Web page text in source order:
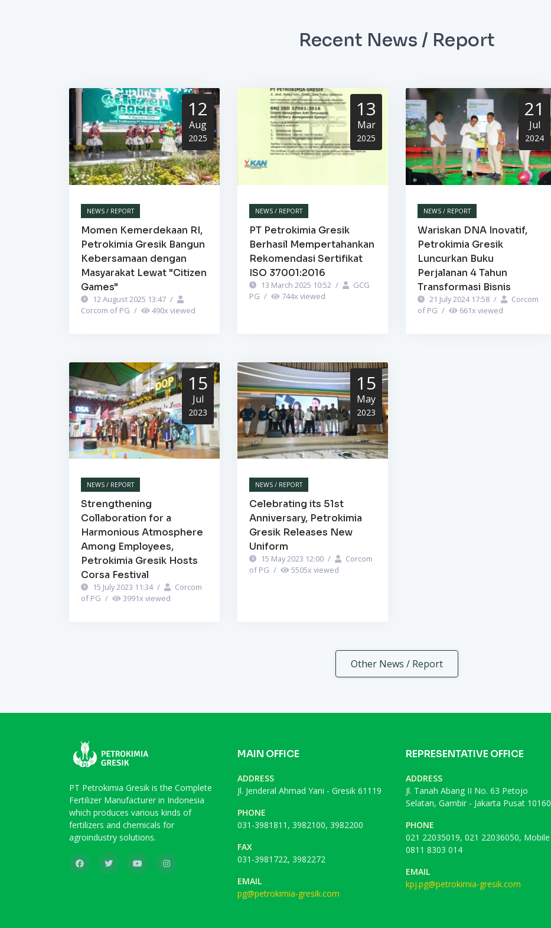
Recent News / Report
12
Aug
2025
NEWS / REPORT
Momen Kemerdekaan RI,
Petrokimia Gresik Bangun
Kebersamaan dengan
Masyarakat Lewat "Citizen
Games"
12 August 2025 13:47 /
Corcom of PG / 490x viewed
13
Mar
2025
NEWS / REPORT
PT Petrokimia Gresik
Berhasil Mempertahankan
Rekomendasi Sertifikat
ISO 37001:2016
13 March 2025 10:52 /
GCG
PG / 744x viewed
21
Jul
2024
NEWS / REPORT
Wariskan DNA Inovatif,
Petrokimia Gresik
Luncurkan Buku
Perjalanan 4 Tahun
Transformasi Bisnis
21 July 2024 17:58 /
Corcom
of PG / 661x viewed
15
Jul
2023
NEWS / REPORT
Strengthening
Collaboration for a
Harmonious Atmosphere
Among Employees,
Petrokimia Gresik Hosts
Corsa Festival
15 July 2023 11:34 /
Corcom
of PG / 3991x viewed
15
May
2023
NEWS / REPORT
Celebrating its 51st
Anniversary, Petrokimia
Gresik Releases New
Uniform
15 May 2023 12:00 /
Corcom
of PG / 5505x viewed
Other News / Report
PT Petrokimia Gresik is the Complete
Fertilizer Manufacturer in Indonesia
which produces various kinds of
fertilizers and chemicals for
agroindustry solutions.
MAIN OFFICE
ADDRESS
Jl. Jenderal Ahmad Yani - Gresik 61119
PHONE
031-3981811, 3982100, 3982200
FAX
031-3981722, 3982272
EMAIL
pg@petrokimia-gresik.com
REPRESENTATIVE OFFICE
ADDRESS
Jl. Tanah Abang II No. 63 Petojo
Selatan, Gambir - Jakarta Pusat 10160
PHONE
021 22035019, 021 22036050, Mobile
0811 8303 014
EMAIL
kpj.pg@petrokimia-gresik.com